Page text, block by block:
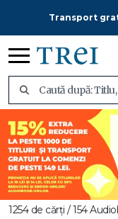
Transport
1254 de cărți / 154